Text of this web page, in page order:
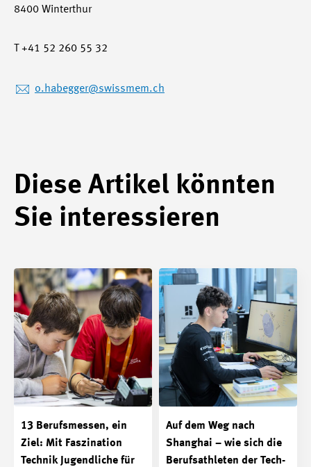
8400 Winterthur
T +41 52 260 55 32
o.habegger@swissmem.ch
Diese Artikel könnten
Sie interessieren
13 Berufsmessen, ein
Ziel: Mit Faszination
Technik Jugendliche für
Auf dem Weg nach
Shanghai – wie sich die
Berufsathleten der Tech-